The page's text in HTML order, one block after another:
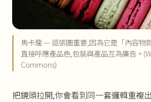
馬卡龍 — 這張圖重要,因為它是「內容物
直接呼應產品色,包裝與產品互為廣告。
Commons)
把鏡頭拉開,你會看到同一套邏輯重複